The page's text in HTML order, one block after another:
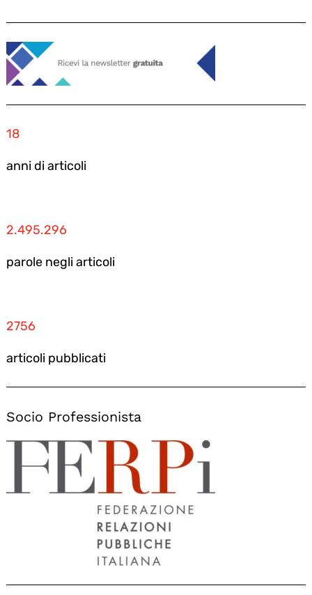
18
anni di articoli
2.495.296
parole negli articoli
2756
articoli pubblicati
Socio Professionista